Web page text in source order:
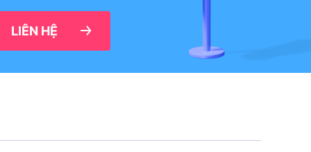
LIÊN HỆ